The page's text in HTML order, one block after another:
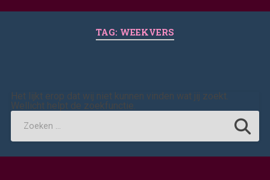
TAG: WEEKVERS
Het lijkt erop dat wij niet kunnen vinden wat jij zoekt.
Wellicht helpt de zoekfunctie.